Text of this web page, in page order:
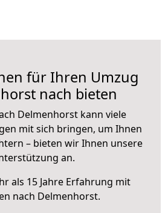
für Ihren Umzug
nach bieten
Delmenhorst kann viele
mit sich bringen, um Ihnen
– bieten wir Ihnen unsere
an.
als 15 Jahre Erfahrung mit
nach Delmenhorst.